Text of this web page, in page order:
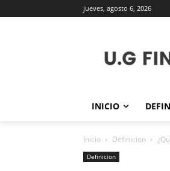
jueves, agosto 6, 2026
INICIO
Inicio Definicion
Definicion